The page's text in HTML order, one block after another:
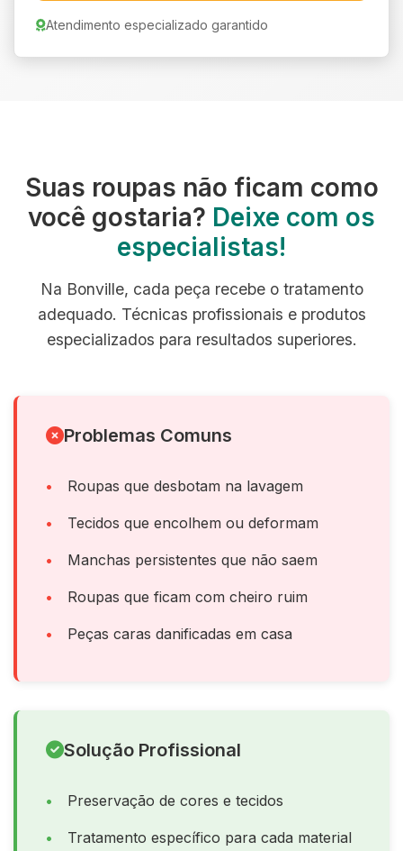
Atendimento especializado garantido
Suas roupas não ficam como
você gostaria? Deixe com os
especialistas!
Na Bonville, cada peça recebe o tratamento
adequado. Técnicas profissionais e produtos
especializados para resultados superiores.
Problemas Comuns
Roupas que desbotam na lavagem
Tecidos que encolhem ou deformam
Manchas persistentes que não saem
Roupas que ficam com cheiro ruim
Peças caras danificadas em casa
Solução Profissional
Preservação de cores e tecidos
Tratamento específico para cada material